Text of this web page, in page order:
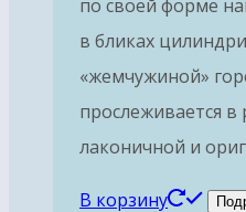
по своей форме
в бликах
«жемчужиной»
прослеживается в
лаконичной и
В корзину